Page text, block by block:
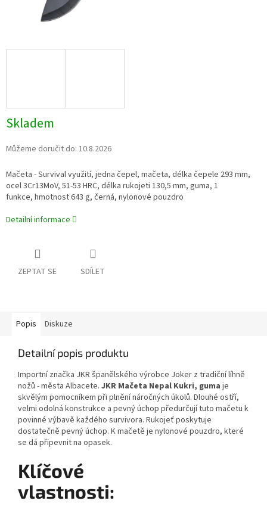
Skladem
Můžeme doručit do: 10.8.2026
Mačeta - Survival využití, jedna čepel, mačeta, délka čepele 293 mm,
ocel 3Cr13MoV, 51-53 HRC, délka rukojeti 130,5 mm, guma, 1
funkce, hmotnost 643 g, černá, nylonové pouzdro
Detailní informace
ZEPTAT SE SDÍLET
Popis Diskuze
Detailní popis produktu
Importní značka JKR španělského výrobce Joker z tradiční líhně
nožů - města Albacete. JKR Mačeta Nepal Kukri, guma je
skvělým pomocníkem při plnění náročných úkolů. Dlouhé ostří,
velmi odolná konstrukce a pevný úchop předurčují tuto mačetu k
povinné výbavě každého survivora. Rukojeť poskytuje
dostatečně pevný úchop. K mačetě je nylonové pouzdro, které
se dá připevnit na opasek.
Klíčové
vlastnosti: